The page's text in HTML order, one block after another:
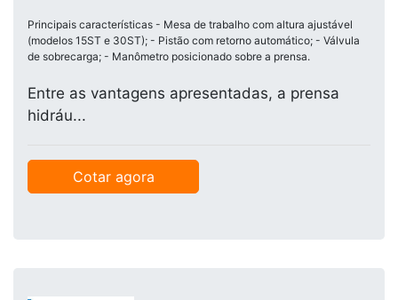
Principais características - Mesa de trabalho com altura ajustável
(modelos 15ST e 30ST); - Pistão com retorno automático; - Válvula
de sobrecarga; - Manômetro posicionado sobre a prensa.
Entre as vantagens apresentadas, a prensa
hidráu...
Cotar agora